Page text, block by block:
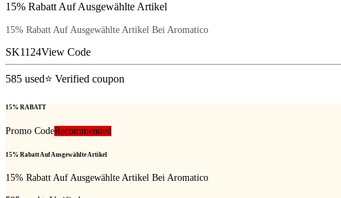
15% Rabatt Auf Ausgewählte Artikel
15% Rabatt Auf Ausgewählte Artikel Bei Aromatico
SK1124View Code
585 used⭐ Verified coupon
15% RABATT
Promo CodeRecommended
15% Rabatt Auf Ausgewählte Artikel
15% Rabatt Auf Ausgewählte Artikel Bei Aromatico